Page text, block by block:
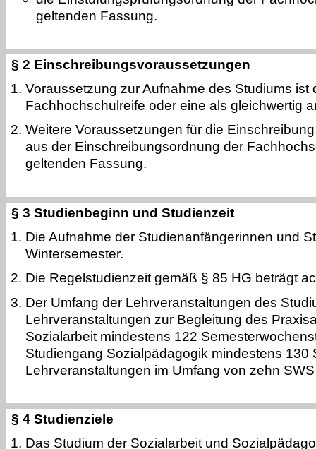
geltenden Fassung.
§ 2 Einschreibungsvoraussetzungen
Voraussetzung zur Aufnahme des Studiums ist
Fachhochschulreife oder eine als gleichwertig
Weitere Voraussetzungen für die
aus der Einschreibungsordnung der
geltenden Fassung.
§ 3 Studienbeginn und Studienzeit
Die Aufnahme der Studienanfängerinnen und
Wintersemester.
Die Regelstudienzeit gemäß § 85 HG beträgt
Der Umfang der Lehrveranstaltungen des
Lehrveranstaltungen zur Begleitung des
Sozialarbeit mindestens 122
Studiengang Sozialpädagogik mindestens 130
Lehrveranstaltungen im Umfang von zehn
§ 4 Studienziele
Das Studium der Sozialarbeit und